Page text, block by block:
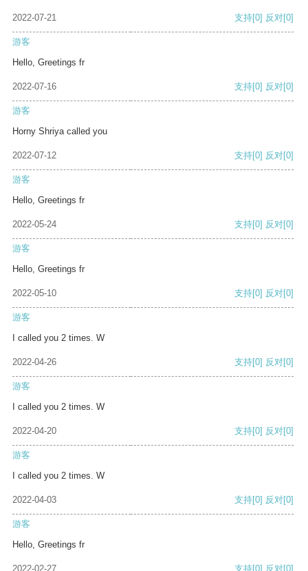
2022-07-21 支持[0] 反对[0]
游客
Hello, Greetings fr
2022-07-16 支持[0] 反对[0]
游客
Horny Shriya called you
2022-07-12 支持[0] 反对[0]
游客
Hello, Greetings fr
2022-05-24 支持[0] 反对[0]
游客
Hello, Greetings fr
2022-05-10 支持[0] 反对[0]
游客
I called you 2 times. W
2022-04-26 支持[0] 反对[0]
游客
I called you 2 times. W
2022-04-20 支持[0] 反对[0]
游客
I called you 2 times. W
2022-04-03 支持[0] 反对[0]
游客
Hello, Greetings fr
2022-02-27 支持[0] 反对[0]